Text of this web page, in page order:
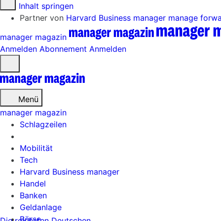
Zum Inhalt springen
Partner von Harvard Business manager manage
manager magazin
Anmelden Abonnement Anmelden
öffnen
Menü
Schlagzeilen
Mobilität
Tech
Harvard Business manager
Handel
Banken
Geldanlage
Börse
manager magazin